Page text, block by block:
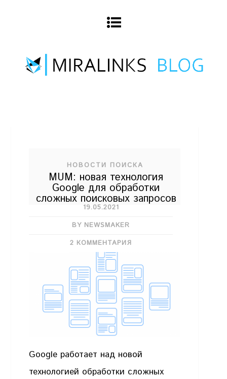
НОВОСТИ ПОИСКА
MUM: новая технология
Google для обработки
сложных поисковых запросов
19.05.2021
BY NEWSMAKER
2 КОММЕНТАРИЯ
Google работает над новой
технологией обработки сложных